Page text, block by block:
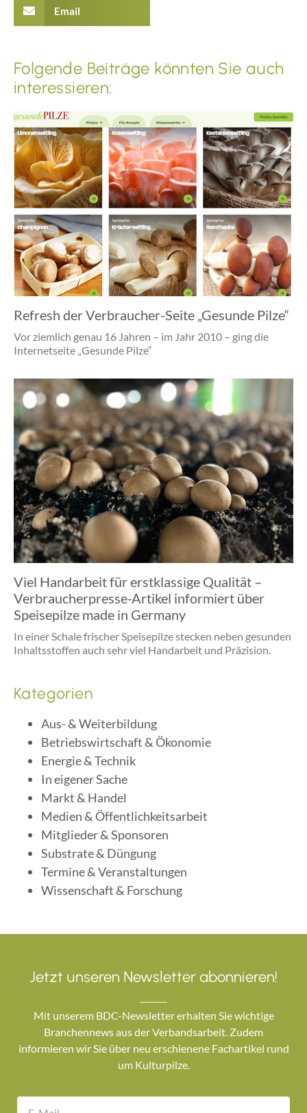
Email
Folgende Beiträge könnten Sie auch
interessieren:
Refresh der Verbraucher-Seite „Gesunde Pilze“
Vor ziemlich genau 16 Jahren – im Jahr 2010 – ging die
Internetseite „Gesunde Pilze“
Viel Handarbeit für erstklassige Qualität –
Verbraucherpresse-Artikel informiert über
Speisepilze made in Germany
In einer Schale frischer Speisepilze stecken neben gesunden
Inhaltsstoffen auch sehr viel Handarbeit und Präzision.
Kategorien
Aus- & Weiterbildung
Betriebswirtschaft & Ökonomie
Energie & Technik
In eigener Sache
Markt & Handel
Medien & Öffentlichkeitsarbeit
Mitglieder & Sponsoren
Substrate & Düngung
Termine & Veranstaltungen
Wissenschaft & Forschung
Jetzt unseren Newsletter abonnieren!
Mit unserem BDC-Newsletter erhalten Sie wichtige
Branchennews aus der Verbandsarbeit. Zudem
informieren wir Sie über neu erschienene Fachartikel rund
um Kulturpilze.